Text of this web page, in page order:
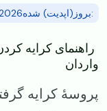
:بروز(اپدیت) شده5/28/2026
راهنمای کرایه‌
واردان
​پروسهٔ کرایه‌